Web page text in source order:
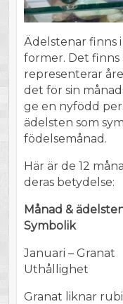
Ädelstenar finns
former. Det finns
representerar
det för sin
ge en nyfödd
ädelsten som
födelsemånad.
Här är de 12
deras betydelse:
Månad &
Symbolik
Januari –
Uthållighet
Granat liknar